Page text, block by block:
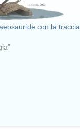
con la traccia